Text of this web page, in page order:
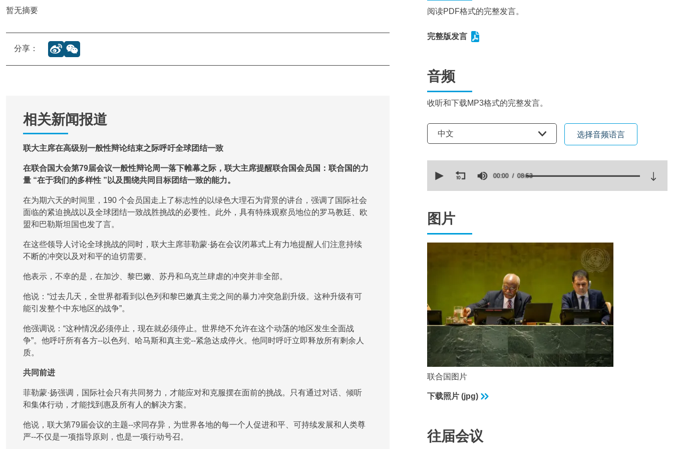
暂无摘要
分享：
相关新闻报道
联大主席在高级别一般性辩论结束之际呼吁全球团结一致
在联合国大会第79届会议一般性辩论周一落下帷幕之际，联大主席提醒联合国会员国：联合国的力
量 “在于我们的多样性 ”以及围绕共同目标团结一致的能力。
在为期六天的时间里，190 个会员国走上了标志性的以绿色大理石为背景的讲台，强调了国际社会
面临的紧迫挑战以及全球团结一致战胜挑战的必要性。此外，具有特殊观察员地位的罗马教廷、欧
盟和巴勒斯坦国也发了言。
在这些领导人讨论全球挑战的同时，联大主席菲勒蒙·扬在会议闭幕式上有力地提醒人们注意持续
不断的冲突以及对和平的迫切需要。
他表示，不幸的是，在加沙、黎巴嫩、苏丹和乌克兰肆虐的冲突并非全部。
他说：“过去几天，全世界都看到以色列和黎巴嫩真主党之间的暴力冲突急剧升级。这种升级有可
能引发整个中东地区的战争”。
他强调说：“这种情况必须停止，现在就必须停止。世界绝不允许在这个动荡的地区发生全面战
争”。他呼吁所有各方--以色列、哈马斯和真主党--紧急达成停火。他同时呼吁立即释放所有剩余人
质。
共同前进
菲勒蒙·扬强调，国际社会只有共同努力，才能应对和克服摆在面前的挑战。只有通过对话、倾听
和集体行动，才能找到惠及所有人的解决方案。
他说，联大第79届会议的主题--求同存异，为世界各地的每一个人促进和平、可持续发展和人类尊
严--不仅是一项指导原则，也是一项行动号召。
阅读PDF格式的完整发言。
完整版发言
音频
收听和下载MP3格式的完整发言。
选择语言
中文 选择音频语言
seconds
seconds
90%
00:00 08:53
图片
联合国图片
下载照片 (jpg)
往届会议